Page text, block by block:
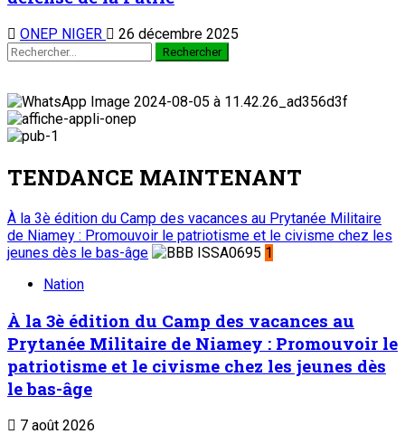
ONEP NIGER 26 décembre 2025
TENDANCE MAINTENANT
À la 3è édition du Camp des vacances au Prytanée Militaire
de Niamey : Promouvoir le patriotisme et le civisme chez les
jeunes dès le bas-âge
1
Nation
À la 3è édition du Camp des vacances au
Prytanée Militaire de Niamey : Promouvoir le
patriotisme et le civisme chez les jeunes dès
le bas-âge
7 août 2026